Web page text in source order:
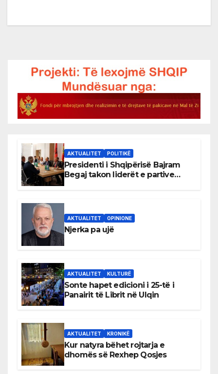
AKTUALITET POLITIKË
Presidenti i Shqipërisë Bajram
Begaj takon liderët e partive
AKTUALITET OPINIONE
Njerka pa ujë
AKTUALITET KULTURË
Sonte hapet edicioni i 25-të i
Panairit të Librit në Ulqin
AKTUALITET KRONIKË
Kur natyra bëhet rojtarja e
dhomës së Rexhep Qosjes